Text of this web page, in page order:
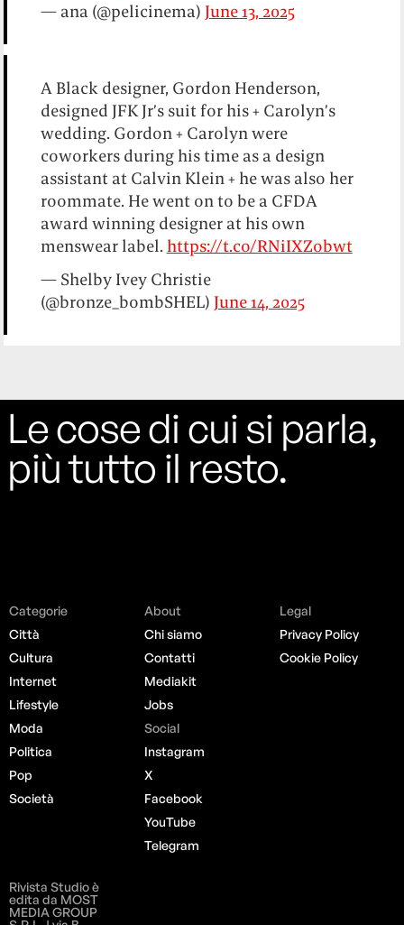
— ana (@pelicinema) June 13, 2025
A Black designer, Gordon Henderson,
designed JFK Jr’s suit for his + Carolyn’s
wedding. Gordon + Carolyn were
coworkers during his time as a design
assistant at Calvin Klein + he was also her
roommate. He went on to be a CFDA
award winning designer at his own
menswear label. https://t.co/RNiIXZobwt
— Shelby Ivey Christie
(@bronze_bombSHEL) June 14, 2025
Le cose di cui si parla,
più tutto il resto.
Categorie
Città
Cultura
Internet
Lifestyle
Moda
Politica
Pop
Società
About
Chi siamo
Contatti
Mediakit
Jobs
Social
Instagram
X
Facebook
YouTube
Telegram
Legal
Privacy Policy
Cookie Policy
Rivista Studio è
edita da MOST
MEDIA GROUP